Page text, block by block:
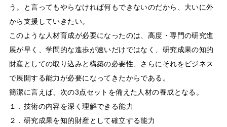
う。と言ってもやらなければ何もできないのだから、大いに外
から支援していきたい。
このような人材育成が必要になったのは、高度・専門の研究進
展が早く、学問的な進歩が速いだけではなく、研究成果の知的
財産としての取り込みと構築の必要性、さらにそれをビジネス
で展開する能力が必要になってきたからである。
簡潔に言えば、次の3点セットを備えた人材の養成となる。
１．技術の内容を深く理解できる能力
２．研究成果を知的財産として確立する能力